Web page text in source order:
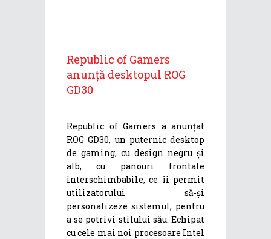
Republic of Gamers
anunță desktopul ROG
GD30
Republic of Gamers a anunțat
ROG GD30, un puternic desktop
de gaming, cu design negru și
alb, cu panouri frontale
interschimbabile, ce îi permit
utilizatorului să-și
personalizeze sistemul, pentru
a se potrivi stilului său. Echipat
cu cele mai noi procesoare Intel